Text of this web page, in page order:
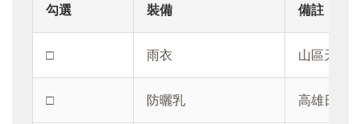
勾選 裝備 備註
□ 雨衣 山區天氣
□ 防曬乳 高雄日照